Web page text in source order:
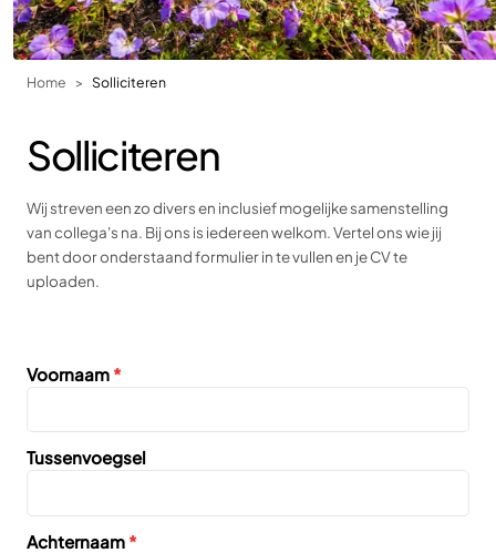
Home Solliciteren
Solliciteren
Wij streven een zo divers en inclusief mogelijke samenstelling
van collega's na. Bij ons is iedereen welkom. Vertel ons wie jij
bent door onderstaand formulier in te vullen en je CV te
uploaden.
Voornaam *
Tussenvoegsel
Achternaam *